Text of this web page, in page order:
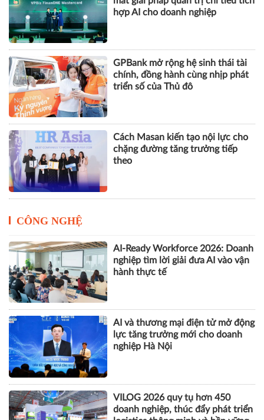
thuế gần 30% khi vào Mỹ
VPBank, FINAN và Mastercard ra
mắt giải pháp quản trị chi tiêu tích
hợp AI cho doanh nghiệp
GPBank mở rộng hệ sinh thái tài
chính, đồng hành cùng nhịp phát
triển số của Thủ đô
CÔNG NGHỆ
AI-Ready Workforce 2026: Doanh
nghiệp tìm lời giải đưa AI vào vận
hành thực tế
AI và thương mại điện tử mở động
lực tăng trưởng mới cho doanh